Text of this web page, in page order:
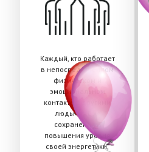
Каждый, кто работает
в непосредственном
физическом и
эмоциональном
контакте с другими
людьми! Для
сохранения и
повышения уровня
своей энергетики,